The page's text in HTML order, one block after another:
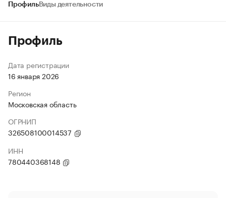
ПрофильВиды деятельности
Профиль
Дата регистрации
16 января 2026
Регион
Московская область
ОГРНИП
326508100014537
ИНН
780440368148